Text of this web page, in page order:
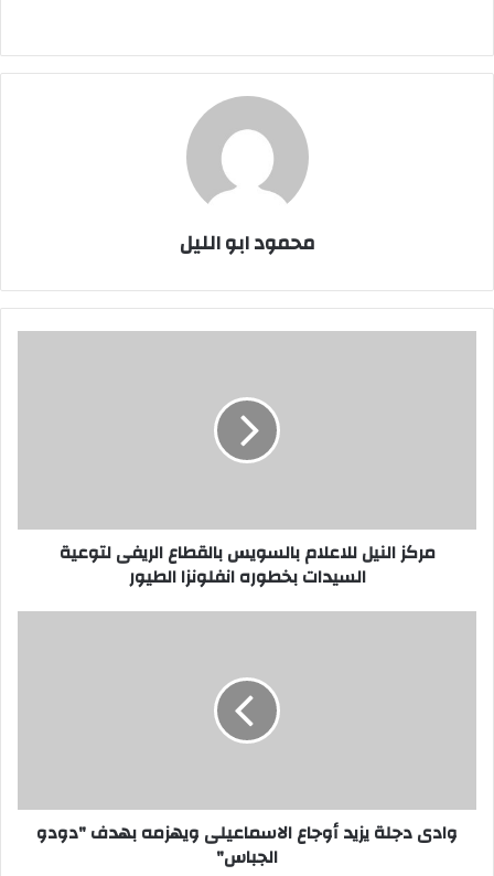
محمود ابو الليل
بخطوره
انفلونزامركز النيل للاعلام بالسويس بالقطاع الريفى لتوعية
السيدات بخطوره انفلونزا الطيور
الجباس"
وادى دجلة يزيد أوجاع الاسماعيلى ويهزمه بهدف "دودو
الجباس"